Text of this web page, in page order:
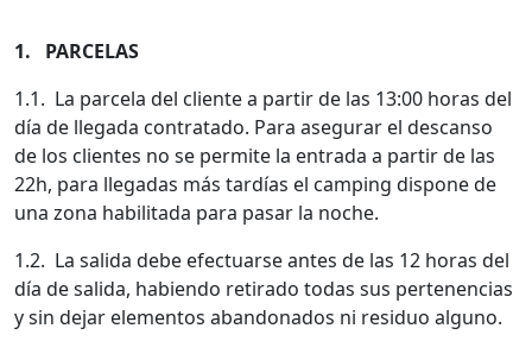
1. PARCELAS
1.1. La parcela del cliente a partir de las 13:00 horas del
día de llegada contratado. Para asegurar el descanso
de los clientes no se permite la entrada a partir de las
22h, para llegadas más tardías el camping dispone de
una zona habilitada para pasar la noche.
1.2. La salida debe efectuarse antes de las 12 horas del
día de salida, habiendo retirado todas sus pertenencias
y sin dejar elementos abandonados ni residuo alguno.